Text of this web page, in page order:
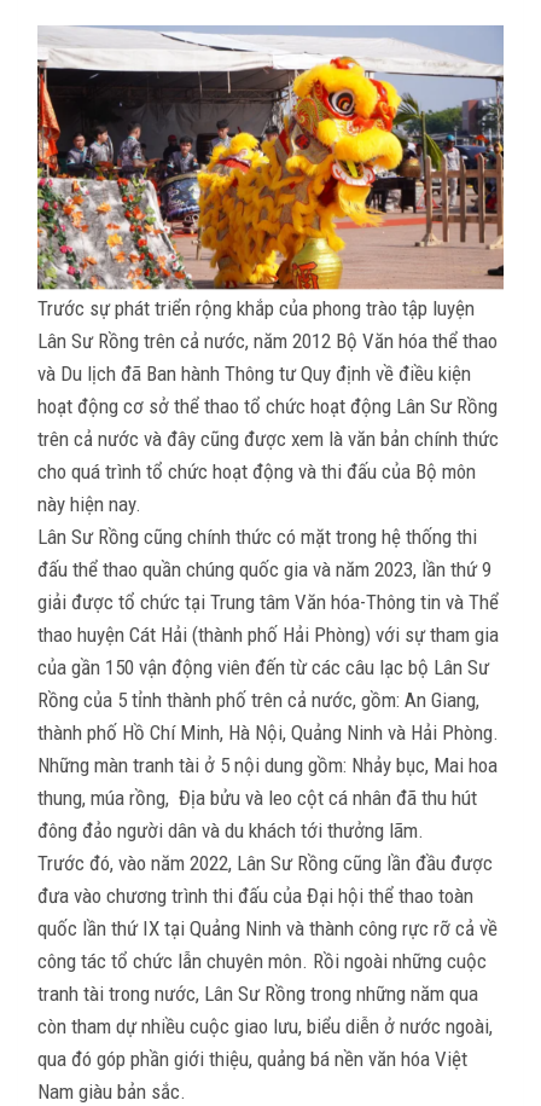
Trước sự phát triển rộng khắp của phong trào tập luyện
Lân Sư Rồng trên cả nước, năm 2012 Bộ Văn hóa thể thao
và Du lịch đã Ban hành Thông tư Quy định về điều kiện
hoạt động cơ sở thể thao tổ chức hoạt động Lân Sư Rồng
trên cả nước và đây cũng được xem là văn bản chính thức
cho quá trình tổ chức hoạt động và thi đấu của Bộ môn
này hiện nay.
Lân Sư Rồng cũng chính thức có mặt trong hệ thống thi
đấu thể thao quần chúng quốc gia và năm 2023, lần thứ 9
giải được tổ chức tại Trung tâm Văn hóa-Thông tin và Thể
thao huyện Cát Hải (thành phố Hải Phòng) với sự tham gia
của gần 150 vận động viên đến từ các câu lạc bộ Lân Sư
Rồng của 5 tỉnh thành phố trên cả nước, gồm: An Giang,
thành phố Hồ Chí Minh, Hà Nội, Quảng Ninh và Hải Phòng.
Những màn tranh tài ở 5 nội dung gồm: Nhảy bục, Mai hoa
thung, múa rồng, Địa bửu và leo cột cá nhân đã thu hút
đông đảo người dân và du khách tới thưởng lãm.
Trước đó, vào năm 2022, Lân Sư Rồng cũng lần đầu được
đưa vào chương trình thi đấu của Đại hội thể thao toàn
quốc lần thứ IX tại Quảng Ninh và thành công rực rỡ cả về
công tác tổ chức lẫn chuyên môn. Rồi ngoài những cuộc
tranh tài trong nước, Lân Sư Rồng trong những năm qua
còn tham dự nhiều cuộc giao lưu, biểu diễn ở nước ngoài,
qua đó góp phần giới thiệu, quảng bá nền văn hóa Việt
Nam giàu bản sắc.